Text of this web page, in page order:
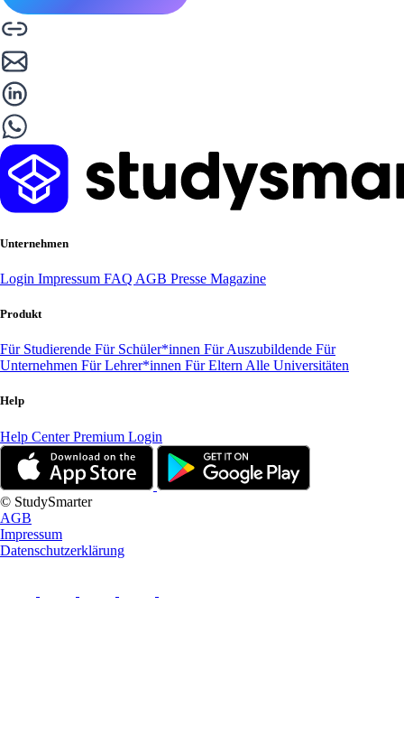
Unternehmen
Login Impressum FAQ AGB Presse Magazine
Produkt
Für Studierende Für Schüler*innen Für Auszubildende Für
Unternehmen Für Lehrer*innen Für Eltern Alle Universitäten
Help
Help CenterPremium Login
© StudySmarter
AGB
Impressum
Datenschutzerklärung